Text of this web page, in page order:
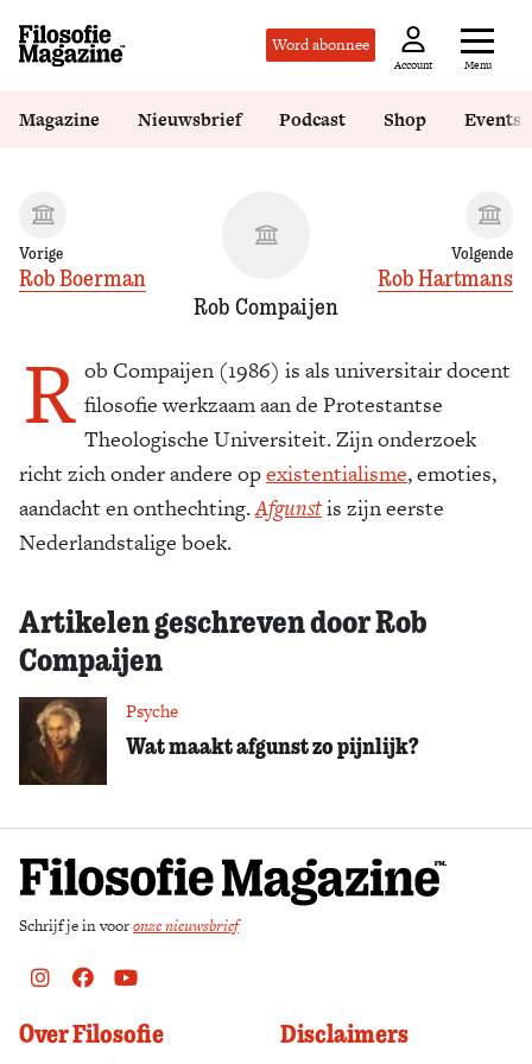
Word abonnee
Account Menu
Magazine Nieuwsbrief Podcast Shop Events
Vorige
Rob Boerman
Rob Compaijen
Volgende
Rob Hartmans
R ob Compaijen (1986) is als universitair docent
filosofie werkzaam aan de Protestantse
Theologische Universiteit. Zijn onderzoek
richt zich onder andere opexistentialisme, emoties,
aandacht en onthechting.Afgunstis zijn eerste
Nederlandstalige boek.
Artikelen geschreven door Rob
Compaijen
Psyche
Wat maakt afgunst zo pijnlijk?
Schrijf je in vooronze nieuwsbrief
Instagram
FacebookYoutube
Over Filosofie Disclaimers